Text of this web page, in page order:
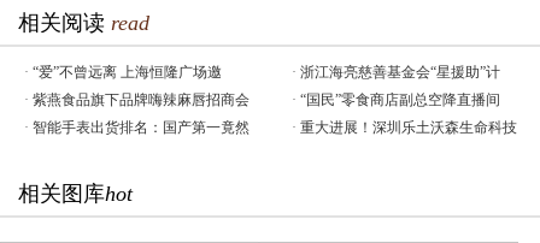
相关阅读 read
· “爱”不曾远离 上海恒隆广场邀 · 浙江海亮慈善基金会“星援助”计
· 紫燕食品旗下品牌嗨辣麻唇招商会 · “国民”零食商店副总空降直播间
· 智能手表出货排名：国产第一竟然 · 重大进展！深圳乐土沃森生命科技
相关图库hot